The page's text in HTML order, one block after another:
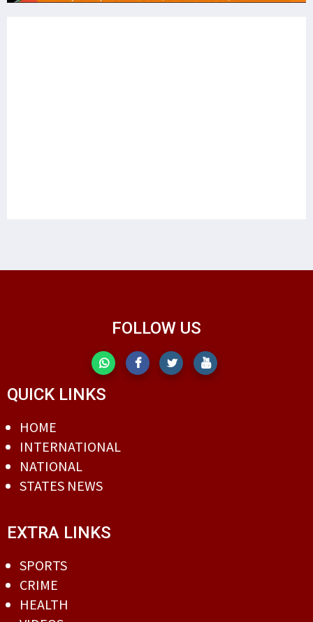
FOLLOW US
QUICK LINKS
HOME
INTERNATIONAL
NATIONAL
STATES NEWS
EXTRA LINKS
SPORTS
CRIME
HEALTH